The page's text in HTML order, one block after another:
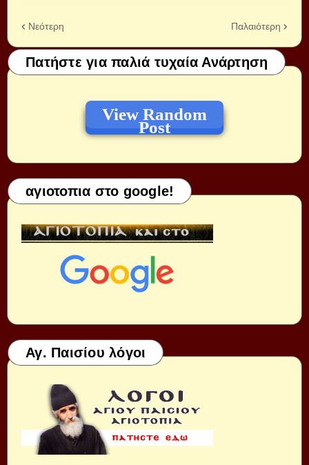
Νεότερη Παλαιότερη
Πατήστε για παλιά τυχαία Ανάρτηση
View Random
Post
αγιοτοπια στο google!
Αγ. Παισίου λόγοι